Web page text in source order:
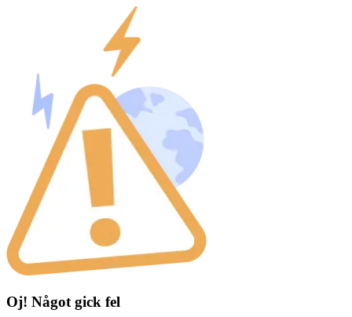
Oj! Något gick fel